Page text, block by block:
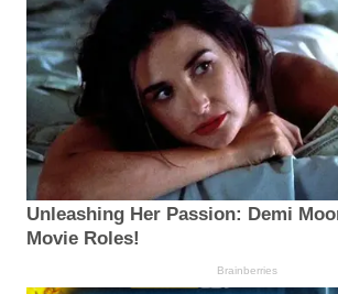
Unleashing Her Passion: Demi
Movie Roles!
Brainberries